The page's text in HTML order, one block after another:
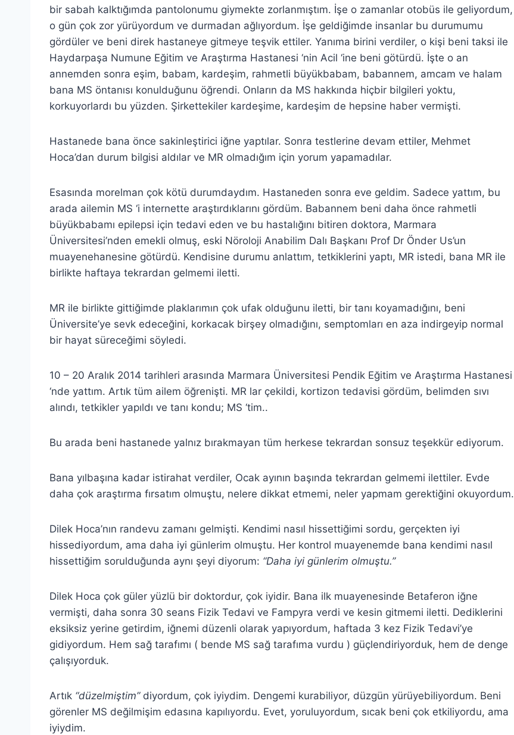
bir sabah kalktığımda pantolonumu giymekte zorlanmıştım. İşe o zamanlar otobüs ile geliyordum,
o gün çok zor yürüyordum ve durmadan ağlıyordum. İşe geldiğimde insanlar bu durumumu
gördüler ve beni direk hastaneye gitmeye teşvik ettiler. Yanıma birini verdiler, o kişi beni taksi ile
Haydarpaşa Numune Eğitim ve Araştırma Hastanesi ‘nin Acil ‘ine beni götürdü. İşte o an
annemden sonra eşim, babam, kardeşim, rahmetli büyükbabam, babannem, amcam ve halam
bana MS öntanısı konulduğunu öğrendi. Onların da MS hakkında hiçbir bilgileri yoktu,
korkuyorlardı bu yüzden. Şirkettekiler kardeşime, kardeşim de hepsine haber vermişti.
Hastanede bana önce sakinleştirici iğne yaptılar. Sonra testlerine devam ettiler, Mehmet
Hoca’dan durum bilgisi aldılar ve MR olmadığım için yorum yapamadılar.
Esasında morelman çok kötü durumdaydım. Hastaneden sonra eve geldim. Sadece yattım, bu
arada ailemin MS ‘i internette araştırdıklarını gördüm. Babannem beni daha önce rahmetli
büyükbabamı epilepsi için tedavi eden ve bu hastalığını bitiren doktora, Marmara
Üniversitesi’nden emekli olmuş, eski Nöroloji Anabilim Dalı Başkanı Prof Dr Önder Us’un
muayenehanesine götürdü. Kendisine durumu anlattım, tetkiklerini yaptı, MR istedi, bana MR ile
birlikte haftaya tekrardan gelmemi iletti.
MR ile birlikte gittiğimde plaklarımın çok ufak olduğunu iletti, bir tanı koyamadığını, beni
Üniversite’ye sevk edeceğini, korkacak birşey olmadığını, semptomları en aza indirgeyip normal
bir hayat süreceğimi söyledi.
10 – 20 Aralık 2014 tarihleri arasında Marmara Üniversitesi Pendik Eğitim ve Araştırma Hastanesi
‘nde yattım. Artık tüm ailem öğrenişti. MR lar çekildi, kortizon tedavisi gördüm, belimden sıvı
alındı, tetkikler yapıldı ve tanı kondu; MS ‘tim..
Bu arada beni hastanede yalnız bırakmayan tüm herkese tekrardan sonsuz teşekkür ediyorum.
Bana yılbaşına kadar istirahat verdiler, Ocak ayının başında tekrardan gelmemi ilettiler. Evde
daha çok araştırma fırsatım olmuştu, nelere dikkat etmemi, neler yapmam gerektiğini okuyordum.
Dilek Hoca’nın randevu zamanı gelmişti. Kendimi nasıl hissettiğimi sordu, gerçekten iyi
hissediyordum, ama daha iyi günlerim olmuştu. Her kontrol muayenemde bana kendimi nasıl
hissettiğim sorulduğunda aynı şeyi diyorum: “Daha iyi günlerim olmuştu.”
Dilek Hoca çok güler yüzlü bir doktordur, çok iyidir. Bana ilk muayenesinde Betaferon iğne
vermişti, daha sonra 30 seans Fizik Tedavi ve Fampyra verdi ve kesin gitmemi iletti. Dediklerini
eksiksiz yerine getirdim, iğnemi düzenli olarak yapıyordum, haftada 3 kez Fizik Tedavi’ye
gidiyordum. Hem sağ tarafımı ( bende MS sağ tarafıma vurdu ) güçlendiriyorduk, hem de denge
çalışıyorduk.
Artık “düzelmiştim”diyordum, çok iyiydim. Dengemi kurabiliyor, düzgün yürüyebiliyordum. Beni
görenler MS değilmişim edasına kapılıyordu. Evet, yoruluyordum, sıcak beni çok etkiliyordu, ama
iyiydim.